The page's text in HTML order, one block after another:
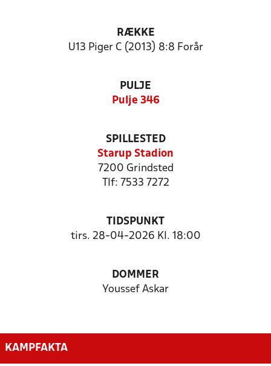
RÆKKE
U13 Piger C (2013) 8:8 Forår
PULJE
Pulje 346
SPILLESTED
Starup Stadion
7200 Grindsted
Tlf: 7533 7272
TIDSPUNKT
tirs. 28-04-2026 Kl. 18:00
DOMMER
Youssef Askar
KAMPFAKTA